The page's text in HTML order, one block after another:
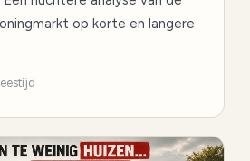
op korte en langere